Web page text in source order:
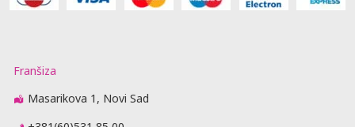
Franšiza
Masarikova 1, Novi Sad